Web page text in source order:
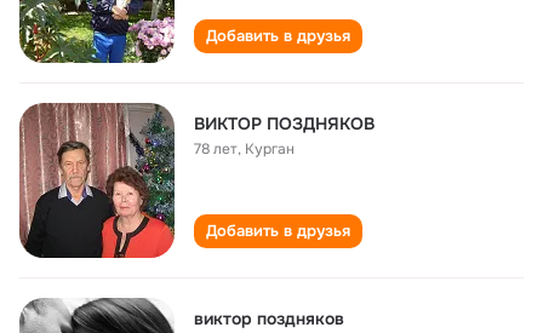
Добавить в друзья
ВИКТОР ПОЗДНЯКОВ
78 лет, Курган
Добавить в друзья
виктор поздняков